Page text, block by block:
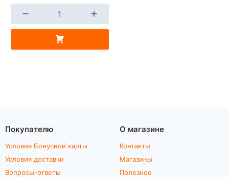
Покупателю
Условия Бонусной карты
Условия доставки
Вопросы-ответы
О магазине
Контакты
Магазины
Полезное